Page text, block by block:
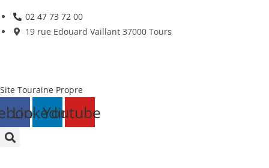
Skip
to
02 47 73 72 00
19 rue Edouard Vaillant 37000 Tours
Site Touraine Propre
LinkedinYoutube